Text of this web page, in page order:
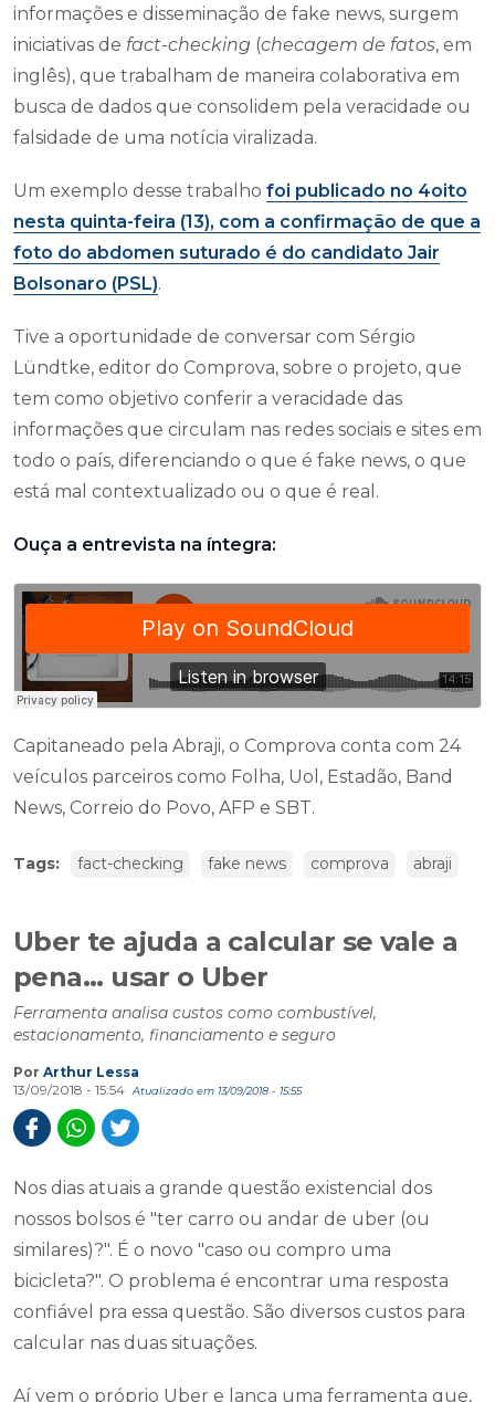
informações e disseminação de fake news, surgem
iniciativas de fact-checking (checagem de fatos, em
inglês), que trabalham de maneira colaborativa em
busca de dados que consolidem pela veracidade ou
falsidade de uma notícia viralizada.
Um exemplo desse trabalho foi publicado no 4oito
nesta quinta-feira (13), com a confirmação de que a
foto do abdomen suturado é do candidato Jair
Bolsonaro (PSL).
Tive a oportunidade de conversar com Sérgio
Lündtke, editor do Comprova, sobre o projeto, que
tem como objetivo conferir a veracidade das
informações que circulam nas redes sociais e sites em
todo o país, diferenciando o que é fake news, o que
está mal contextualizado ou o que é real.
Ouça a entrevista na íntegra:
Capitaneado pela Abraji, o Comprova conta com 24
veículos parceiros como Folha, Uol, Estadão, Band
News, Correio do Povo, AFP e SBT.
Tags: fact-checking fake news comprova abraji
Uber te ajuda a calcular se vale a
pena... usar o Uber
Ferramenta analisa custos como combustível,
estacionamento, financiamento e seguro
Por Arthur Lessa
13/09/2018 - 15:54
Atualizado em 13/09/2018 - 15:55
Nos dias atuais a grande questão existencial dos
nossos bolsos é "ter carro ou andar de uber (ou
similares)?". É o novo "caso ou compro uma
bicicleta?". O problema é encontrar uma resposta
confiável pra essa questão. São diversos custos para
calcular nas duas situações.
Aí vem o próprio Uber e lança uma ferramenta que,